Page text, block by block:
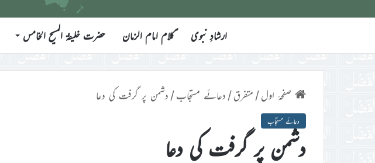
ارشادِ نبوی ؑکلام امام الزمان حضرت خلیفۃ المسیح الخامس
صفحۂ اول/ متفرق/ دعائے مستجاب/ دشمن پر گرفت کی دعا
دعائے مستجاب
دشمن پر گرفت کی دعا